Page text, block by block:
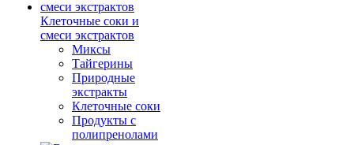
Клеточные соки и
смеси экстрактов
Миксы
Тайгерины
Природные
экстракты
Клеточные соки
Продукты с
полипренолами